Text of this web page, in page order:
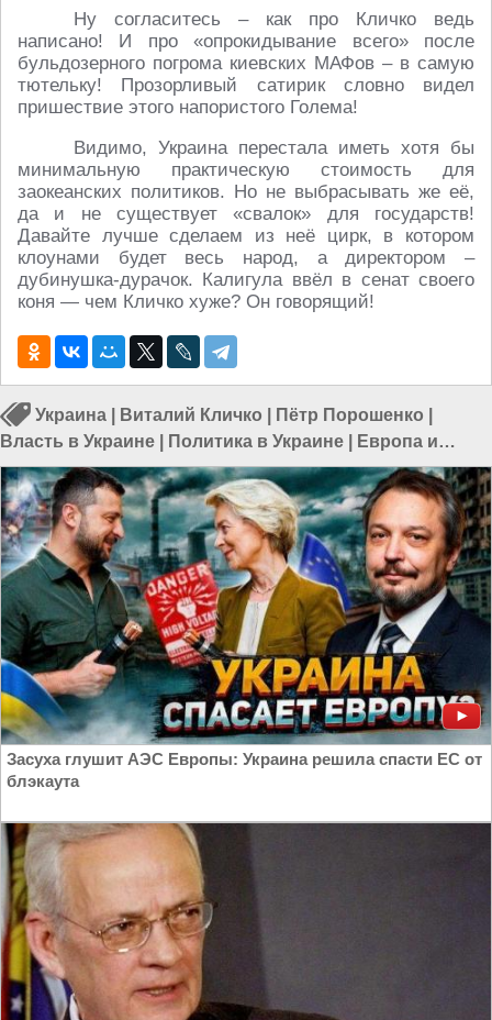
Ну согласитесь – как про Кличко ведь
написано! И про «опрокидывание всего» после
бульдозерного погрома киевских МАФов – в самую
тютельку! Прозорливый сатирик словно видел
пришествие этого напористого Голема!
Видимо, Украина перестала иметь хотя бы
минимальную практическую стоимость для
заокеанских политиков. Но не выбрасывать же её,
да и не существует «свалок» для государств!
Давайте лучше сделаем из неё цирк, в котором
клоунами будет весь народ, а директором –
дубинушка-дурачок. Калигула ввёл в сенат своего
коня — чем Кличко хуже? Он говорящий!
Украина Виталий Кличко Пётр Порошенко
Власть в Украине
Политика в Украине
Европа и
Украина|США и Европа|Украина и США
Засуха глушит АЭС Европы: Украина решила спасти ЕС от
блэкаута